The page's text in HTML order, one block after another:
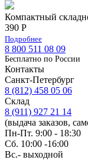
Компактный
390 Р
Подробнее
8 800 511 08 09
Бесплатно по Роcсии
Контакты
Санкт-Петербург
8 (812) 458 05 06
Склад
8 (911) 927 21 14
(выдача заказов,
Пн-Пт. 9:00 - 18:30
Сб. 10:00 -16:00
Вс.- выходной